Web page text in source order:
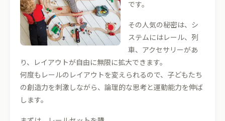
です。
その人気の秘密は、シ
ステムにはレール、列
車、アクセサリーがあ
り、レイアウトが自由に無限に拡大できます。
何度もレールのレイアウトを変えられるので、子どもたち
の創造力を刺激しながら、論理的な思考と運動能力を伸ば
します。